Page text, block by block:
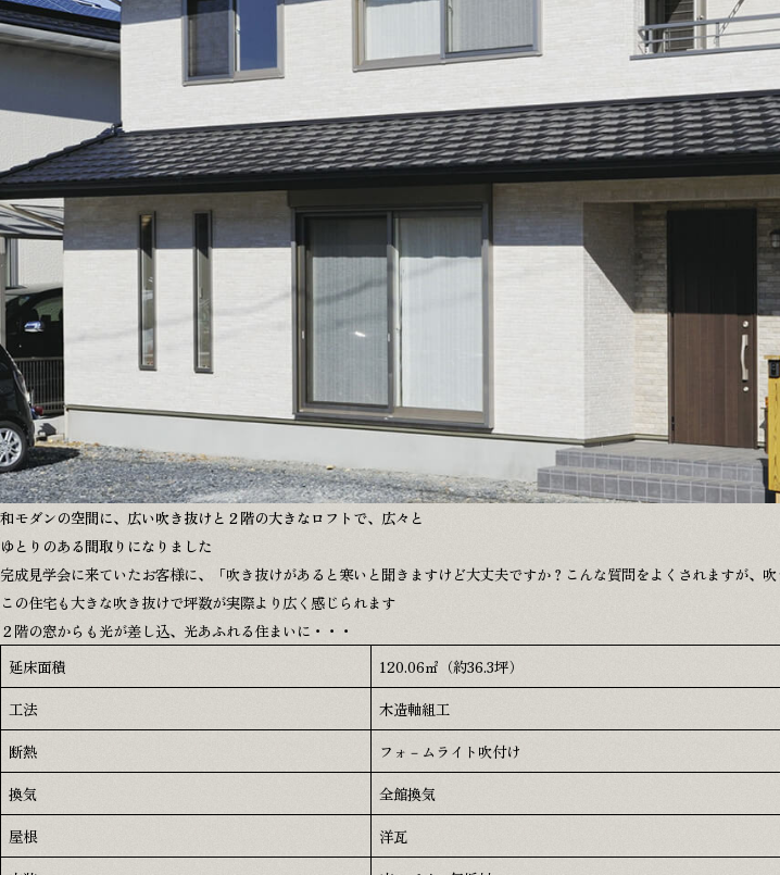
© 2025 MINOWA Inc. All rights reserved.
和モダンの空間に、広い吹き抜けと２階の大きなロフトで、広々と
ゆとりのある間取りになりました
完成見学会に来ていたお客様に、「吹き抜けがあると寒いと聞きますけど大丈夫ですか？こんな質問をよくされますが、
この住宅も大きな吹き抜けで坪数が実際より広く感じられます
２階の窓からも光が差し込、光あふれる住まいに・・・
延床面積
120.06㎡（約36.3坪）
工法
木造軸組工
断熱
フォ－ムライト吹付け
換気
全館換気
屋根
洋瓦